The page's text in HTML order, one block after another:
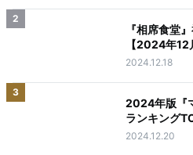
2
『相席食堂
【2024年12
2024.12.18
3
2024年版『
ランキング
2024.12.20